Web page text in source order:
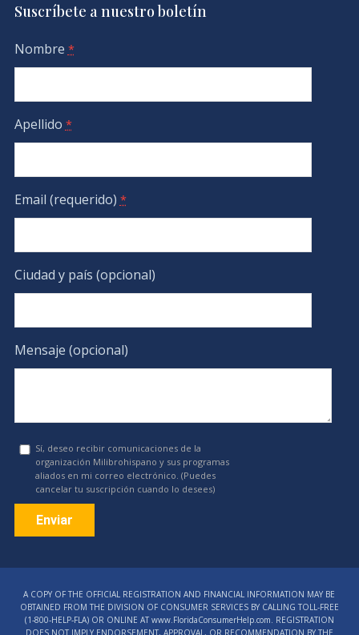
Suscríbete a nuestro boletín
Nombre *
Apellido *
Email (requerido) *
Ciudad y país (opcional)
Mensaje (opcional)
Sí, deseo recibir comunicaciones de la
organización Milibrohispano y sus programas
aliados en mi correo electrónico. (Puedes
cancelar tu suscripción cuando lo desees)
Use.
Please
A COPY OF THE OFFICIAL REGISTRATION AND FINANCIAL INFORMATION MAY BE
OBTAINED FROM THE DIVISION OF CONSUMER SERVICES BY CALLING TOLL-FREE
(1‑800‑HELP‑FLA) OR ONLINE AT www.FloridaConsumerHelp.com. REGISTRATION
DOES NOT IMPLY ENDORSEMENT, APPROVAL, OR RECOMMENDATION BY THE